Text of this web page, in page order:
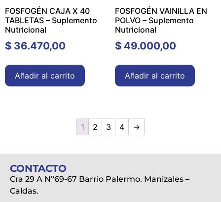
FOSFOGÉN CAJA X 40
TABLETAS – Suplemento
Nutricional
$ 36.470,00
Añadir al carrito
FOSFOGÉN VAINILLA EN
POLVO – Suplemento
Nutricional
$49.000,00
Añadir al carrito
1 2 3 4 →
CONTACTO
Cra 29 A Nº69-67 Barrio Palermo. Manizales –
Caldas.